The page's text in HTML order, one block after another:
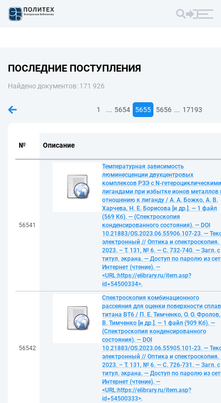
ПОСЛЕДНИЕ ПОСТУПЛЕНИЯ
Найдено документов: 171 926
1 ... 5654 5655 5656 ... 17193
№ Описание
56541
Температурная зависимость
люминесценции двухцентровых
комплексов РЗЭ с N-гетероциклическими
лигандами при избытке ионов металлов
отношению к лиганду / А. А. Божко, А. В.
Харчева, Н. Е. Борисова [и др.]. — 1 файл
(569 Кб). — (Спектроскопия
конденсированного состояния). — DOI
10.21883/OS.2023.06.55906.107-23. —
электронный // Оптика и спектроскопия.
2023. – Т. 131, № 6. — С. 732-740. — Загл. с
титул. экрана. — Доступ по паролю из
Интернет (чтение). —
<URL:https://elibrary.ru/item.asp?
id=54500334>.
56542
Спектроскопия комбинационного
рассеяния для оценки поверхности
титана ВТ6 / П. Е. Тимченко, О. О.
В. Тимченко [и др.]. — 1 файл (909 Кб). —
(Спектроскопия конденсированного
состояния). — DOI
10.21883/OS.2023.06.55905.101-23. —
электронный // Оптика и спектроскопия.
2023. – Т. 131, № 6. — С. 726-731. — Загл. с
титул. экрана. — Доступ по паролю из
Интернет (чтение). —
<URL:https://elibrary.ru/item.asp?
id=54500333>.